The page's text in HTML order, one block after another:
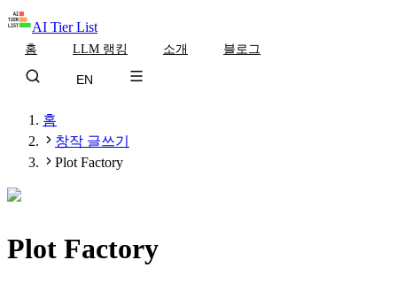
AI Tier List
홈 LLM 랭킹 소개 블로그
EN
홈
창작 글쓰기
Plot Factory
Plot Factory